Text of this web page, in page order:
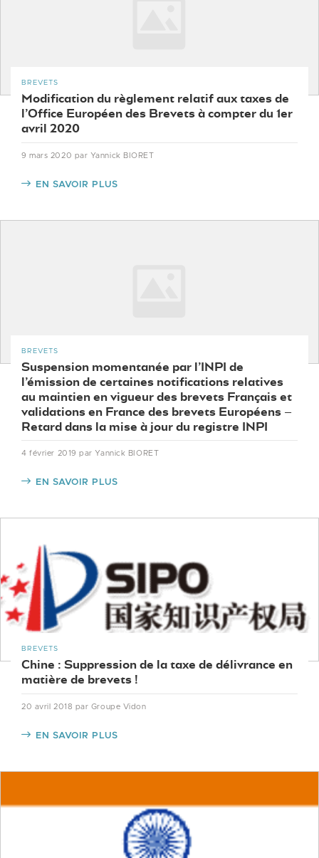
BREVETS
Modification du règlement relatif aux taxes de
l’Office Européen des Brevets à compter du 1er
avril 2020
9 mars 2020 par Yannick BIORET
EN SAVOIR PLUS
BREVETS
Suspension momentanée par l’INPI de
l’émission de certaines notifications relatives
au maintien en vigueur des brevets Français et
validations en France des brevets Européens –
Retard dans la mise à jour du registre INPI
4 février 2019 par Yannick BIORET
EN SAVOIR PLUS
BREVETS
Chine : Suppression de la taxe de délivrance en
matière de brevets !
20 avril 2018 par Groupe Vidon
EN SAVOIR PLUS